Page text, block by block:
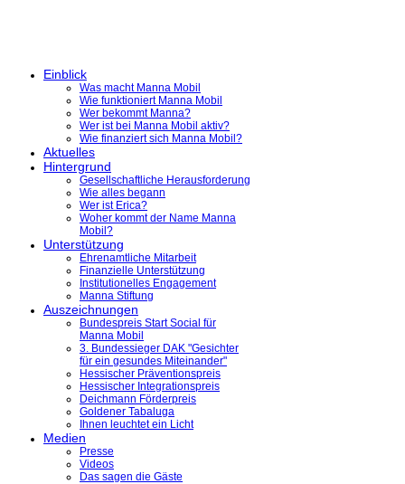
Einblick
Was macht Manna Mobil
Wie funktioniert Manna Mobil
Wer bekommt Manna?
Wer ist bei Manna Mobil aktiv?
Wie finanziert sich Manna Mobil?
Aktuelles
Hintergrund
Gesellschaftliche Herausforderung
Wie alles begann
Wer ist Erica?
Woher kommt der Name Manna
Mobil?
Unterstützung
Ehrenamtliche Mitarbeit
Finanzielle Unterstützung
Institutionelles Engagement
Manna Stiftung
Auszeichnungen
Bundespreis Start Social für
Manna Mobil
3. Bundessieger DAK "Gesichter
für ein gesundes Miteinander"
Hessischer Präventionspreis
Hessischer Integrationspreis
Deichmann Förderpreis
Goldener Tabaluga
Ihnen leuchtet ein Licht
Medien
Presse
Videos
Das sagen die Gäste